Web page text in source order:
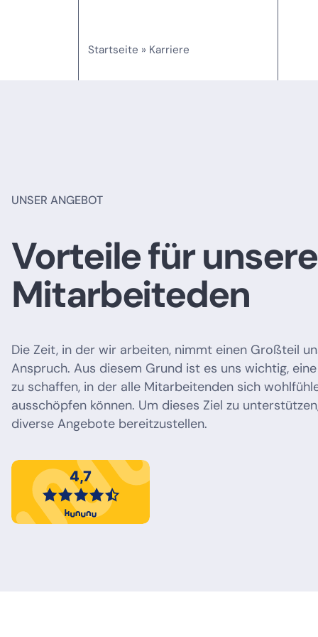
Startseite » Karriere
UNSER ANGEBOT
Vorteile für unsere
Mitarbeiteden
Die Zeit, in der wir arbeiten, nimmt einen Großteil
Anspruch. Aus diesem Grund ist es uns wichtig,
zu schaffen, in der alle Mitarbeitenden sich
ausschöpfen können. Um dieses Ziel zu
diverse Angebote bereitzustellen.